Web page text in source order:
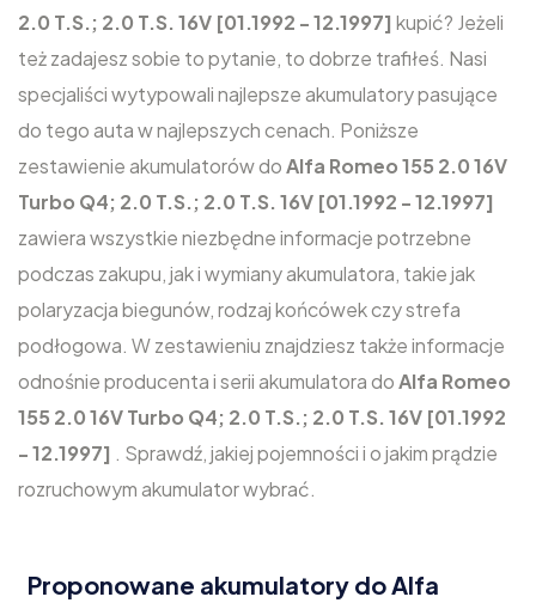
2.0 T.S.; 2.0 T.S. 16V [01.1992 - 12.1997] kupić? Jeżeli
też zadajesz sobie to pytanie, to dobrze trafiłeś. Nasi
specjaliści wytypowali najlepsze akumulatory pasujące
do tego auta w najlepszych cenach. Poniższe
zestawienie akumulatorów doAlfa Romeo 155 2.0 16V
Turbo Q4; 2.0 T.S.; 2.0 T.S. 16V [01.1992 - 12.1997]
zawiera wszystkie niezbędne informacje potrzebne
podczas zakupu, jak i wymiany akumulatora, takie jak
polaryzacja biegunów, rodzaj końcówek czy strefa
podłogowa. W zestawieniu znajdziesz także informacje
odnośnie producenta i serii akumulatora doAlfa Romeo
155 2.0 16V Turbo Q4; 2.0 T.S.; 2.0 T.S. 16V [01.1992
- 12.1997] . Sprawdź, jakiej pojemności i o jakim prądzie
rozruchowym akumulator wybrać.
Proponowane akumulatory do Alfa